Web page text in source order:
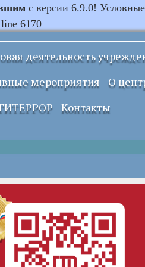
с версии 6.9.0!
6170
деятельность
о
и заказах
мероприятия
О
УСТАВ
Контакты